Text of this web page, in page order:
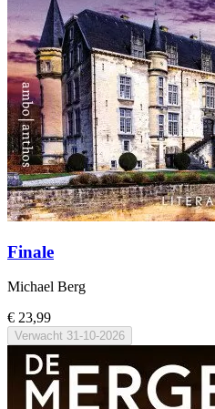
Finale
Michael Berg
€ 23,99
Verwacht 31-10-2026